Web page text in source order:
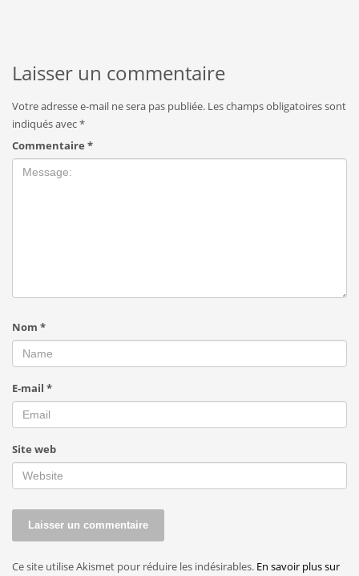
Laisser un commentaire
Votre adresse e-mail ne sera pas publiée. Les champs obligatoires sont
indiqués avec*
Commentaire *
Nom *
E-mail *
Site web
Ce site utilise Akismet pour réduire les indésirables. En savoir plus sur